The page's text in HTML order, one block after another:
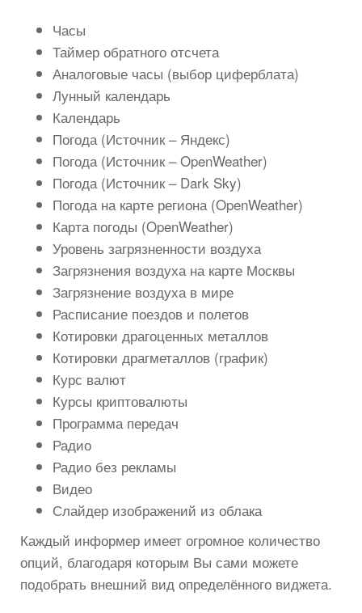
Часы
Таймер обратного отсчета
Аналоговые часы (выбор циферблата)
Лунный календарь
Календарь
Погода (Источник – Яндекс)
Погода (Источник – OpenWeather)
Погода (Источник – Dark Sky)
Погода на карте региона (OpenWeather)
Карта погоды (OpenWeather)
Уровень загрязненности воздуха
Загрязнения воздуха на карте Москвы
Загрязнение воздуха в мире
Расписание поездов и полетов
Котировки драгоценных металлов
Котировки драгметаллов (график)
Курс валют
Курсы криптовалюты
Программа передач
Радио
Радио без рекламы
Видео
Слайдер изображений из облака
Каждый информер имеет огромное количество
опций, благодаря которым Вы сами можете
подобрать внешний вид определённого виджета.